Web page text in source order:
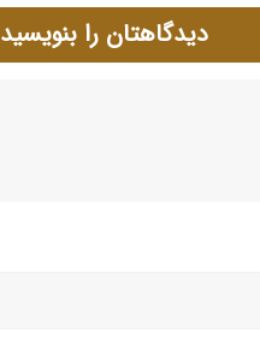
دیدگاهتان را بنویسید